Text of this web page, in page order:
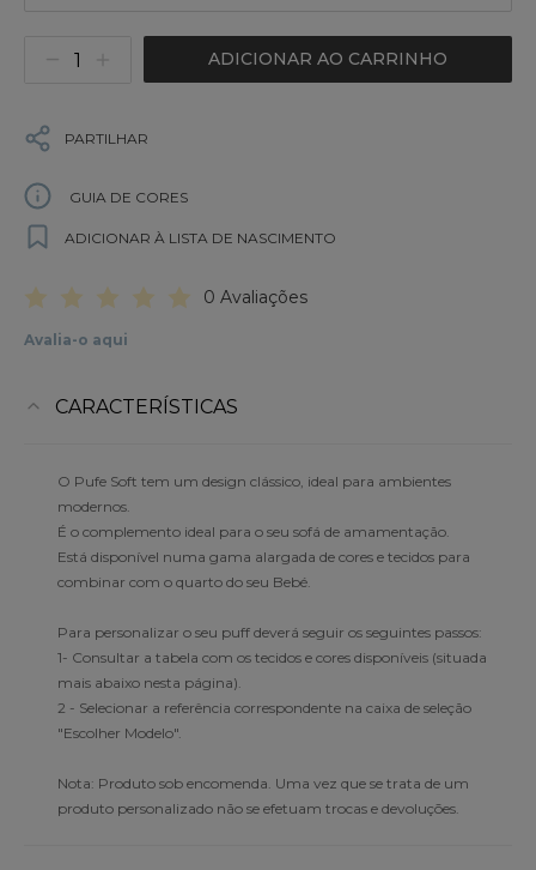
ADICIONAR AO CARRINHO
PARTILHAR
GUIA DE CORES
ADICIONAR À LISTA DE NASCIMENTO
0 Avaliações
Avalia-o aqui
CARACTERÍSTICAS
O Pufe Soft tem um design clássico, ideal para ambientes
modernos.
É o complemento ideal para o seu sofá de amamentação.
Está disponível numa gama alargada de cores e tecidos para
combinar com o quarto do seu Bebé.
Para personalizar o seu puff deverá seguir os seguintes passos:
1- Consultar a tabela com os tecidos e cores disponíveis (situada
mais abaixo nesta página).
2 - Selecionar a referência correspondente na caixa de seleção
"Escolher Modelo".
Nota: Produto sob encomenda. Uma vez que se trata de um
produto personalizado não se efetuam trocas e devoluções.